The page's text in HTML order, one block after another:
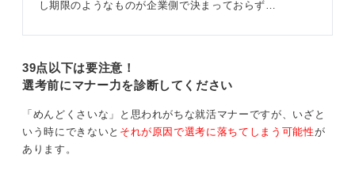
し期限のようなものが企業側で決まっておらず…
39点以下は要注意！
選考前にマナー力を診断してください
「めんどくさいな」と思われがちな就活マナーですが、いざと
いう時にできないと それが原因で選考に落ちてしまう可能性が
あります。